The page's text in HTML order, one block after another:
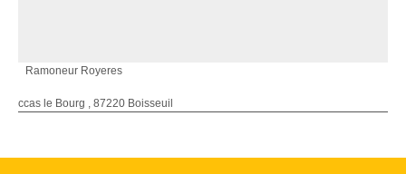
Ramoneur Royeres
ccas le Bourg , 87220 Boisseuil